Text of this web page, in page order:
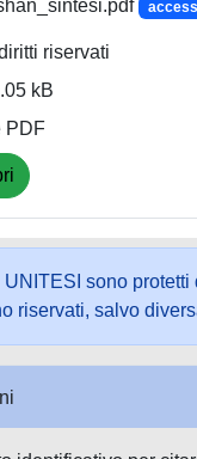
riservati
kB
PDF
UNITESI sono
riservati, salvo